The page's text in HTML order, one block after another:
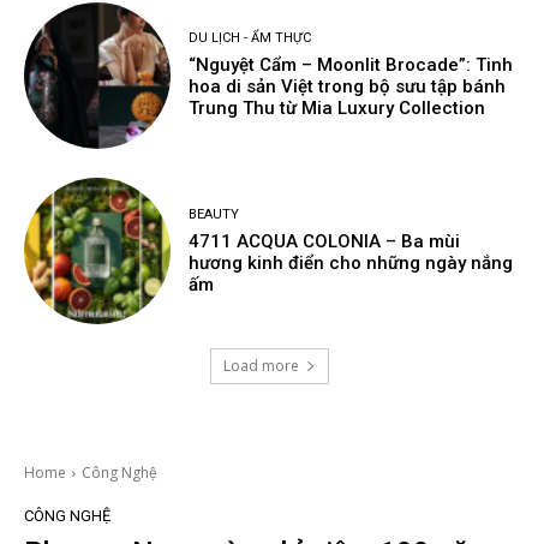
DU LỊCH - ẨM THỰC
“Nguyệt Cẩm – Moonlit Brocade”: Tinh
hoa di sản Việt trong bộ sưu tập bánh
Trung Thu từ Mia Luxury Collection
BEAUTY
4711 ACQUA COLONIA – Ba mùi
hương kinh điển cho những ngày nắng
ấm
Load more